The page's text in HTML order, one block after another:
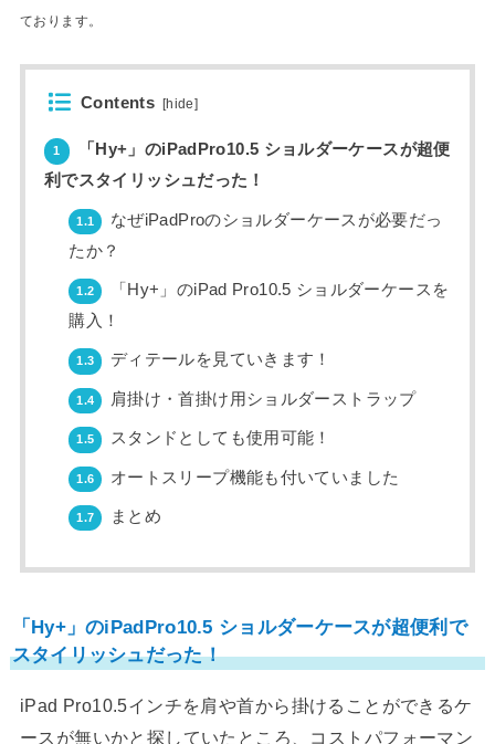
ております。
Contents [hide]
1
「Hy+」のiPadPro10.5 ショルダーケースが超便
利でスタイリッシュだった！
1.1
なぜiPadProのショルダーケースが必要だっ
たか？
1.2
「Hy+」のiPad Pro10.5 ショルダーケースを
購入！
1.3 ディテールを見ていきます！
1.4 肩掛け・首掛け用ショルダーストラップ
1.5 スタンドとしても使用可能！
1.6 オートスリープ機能も付いていました
1.7 まとめ
「Hy+」のiPadPro10.5 ショルダーケースが超便利で
スタイリッシュだった！
iPad Pro10.5インチを肩や首から掛けることができるケ
ースが無いかと探していたところ、コストパフォーマン